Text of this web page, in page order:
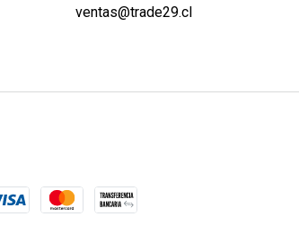
ventas@trade29.cl